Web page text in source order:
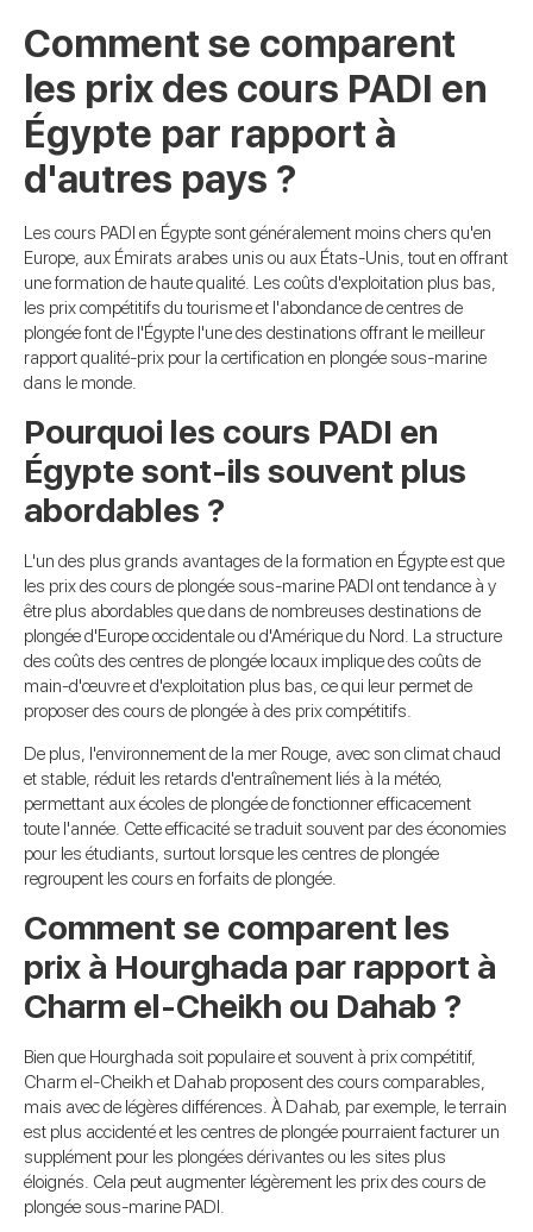
Comment se comparent
les prix des cours PADI en
Égypte par rapport à
d'autres pays ?
Les cours PADI en Égypte sont généralement moins chers qu'en
Europe, aux Émirats arabes unis ou aux États-Unis, tout en offrant
une formation de haute qualité. Les coûts d'exploitation plus bas,
les prix compétitifs du tourisme et l'abondance de centres de
plongée font de l'Égypte l'une des destinations offrant le meilleur
rapport qualité-prix pour la certification en plongée sous-marine
dans le monde.
Pourquoi les cours PADI en
Égypte sont-ils souvent plus
abordables ?
L'un des plus grands avantages de la formation en Égypte est que
les prix des cours de plongée sous-marine PADI ont tendance à y
être plus abordables que dans de nombreuses destinations de
plongée d'Europe occidentale ou d'Amérique du Nord. La structure
des coûts des centres de plongée locaux implique des coûts de
main-d'œuvre et d'exploitation plus bas, ce qui leur permet de
proposer des cours de plongée à des prix compétitifs.
De plus, l'environnement de la mer Rouge, avec son climat chaud
et stable, réduit les retards d'entraînement liés à la météo,
permettant aux écoles de plongée de fonctionner efficacement
toute l'année. Cette efficacité se traduit souvent par des économies
pour les étudiants, surtout lorsque les centres de plongée
regroupent les cours en forfaits de plongée.
Comment se comparent les
prix à Hourghada par rapport à
Charm el-Cheikh ou Dahab ?
Bien que Hourghada soit populaire et souvent à prix compétitif,
Charm el-Cheikh et Dahab proposent des cours comparables,
mais avec de légères différences. À Dahab, par exemple, le terrain
est plus accidenté et les centres de plongée pourraient facturer un
supplément pour les plongées dérivantes ou les sites plus
éloignés. Cela peut augmenter légèrement les prix des cours de
plongée sous-marine PADI.